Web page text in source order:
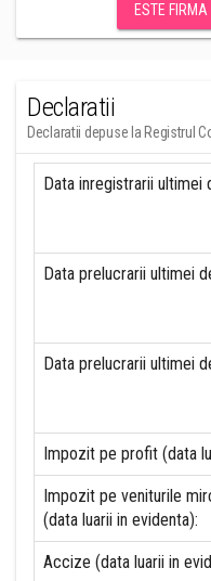
ESTE FIRMA
Declaratii
Declaratii depuse la Registrul
Data inregistrarii ultimei
Data prelucrarii ultimei
Data prelucrarii ultimei
Impozit pe profit (data
Impozit pe veniturile
(data luarii in evidenta):
Accize (data luarii in